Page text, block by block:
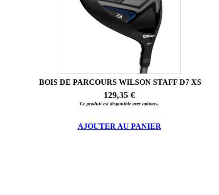
BOIS DE PARCOURS WILSON STAFF D7 XS
129,35 €
Ce produit est disponible avec options.
AJOUTER AU PANIER